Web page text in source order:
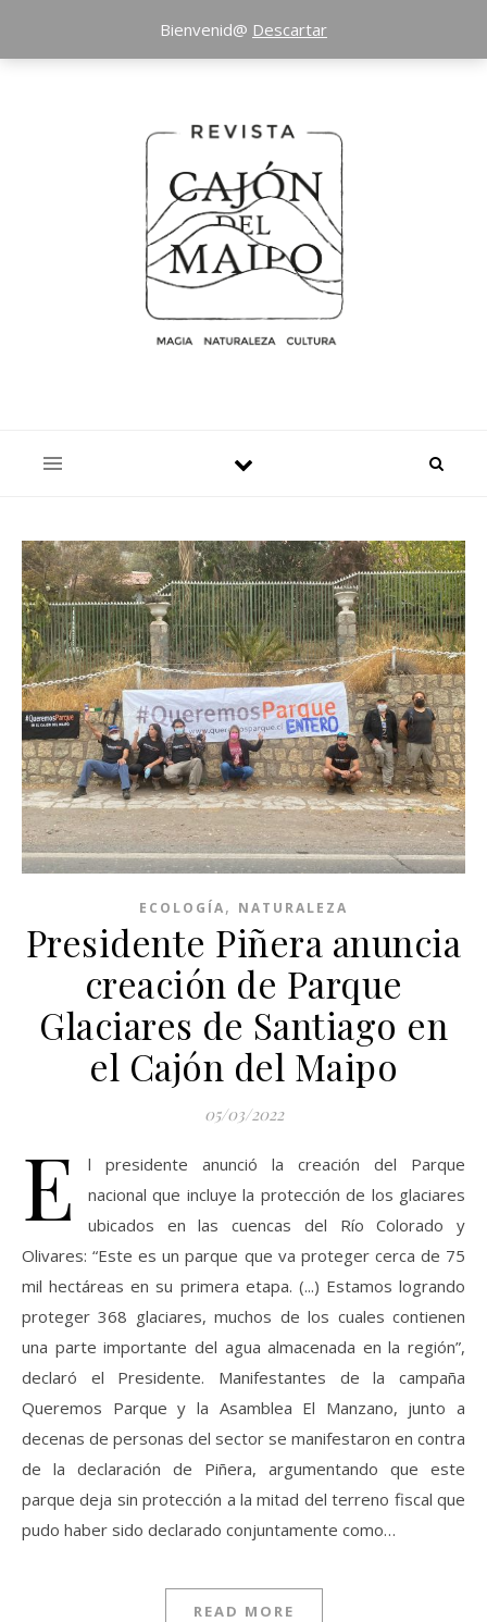
ECOLOGÍA, NATURALEZA
Presidente Piñera anuncia
creación de Parque
Glaciares de Santiago en
el Cajón del Maipo
05/03/2022
E
l presidente anunció la creación del Parque
nacional que incluye la protección de los glaciares
ubicados en las cuencas del Río Colorado y
Olivares: “Este es un parque que va proteger cerca de 75
mil hectáreas en su primera etapa. (...) Estamos logrando
proteger 368 glaciares, muchos de los cuales contienen
una parte importante del agua almacenada en la región”,
declaró el Presidente. Manifestantes de la campaña
Queremos Parque y la Asamblea El Manzano, junto a
decenas de personas del sector se manifestaron en contra
de la declaración de Piñera, argumentando que este
parque deja sin protección a la mitad del terreno fiscal que
pudo haber sido declarado conjuntamente como…
READ MORE
Bienvenid@ Descartar